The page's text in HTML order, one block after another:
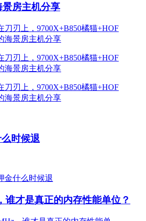
景房主机分享
时候退
谁才是真正的内存性能单位？